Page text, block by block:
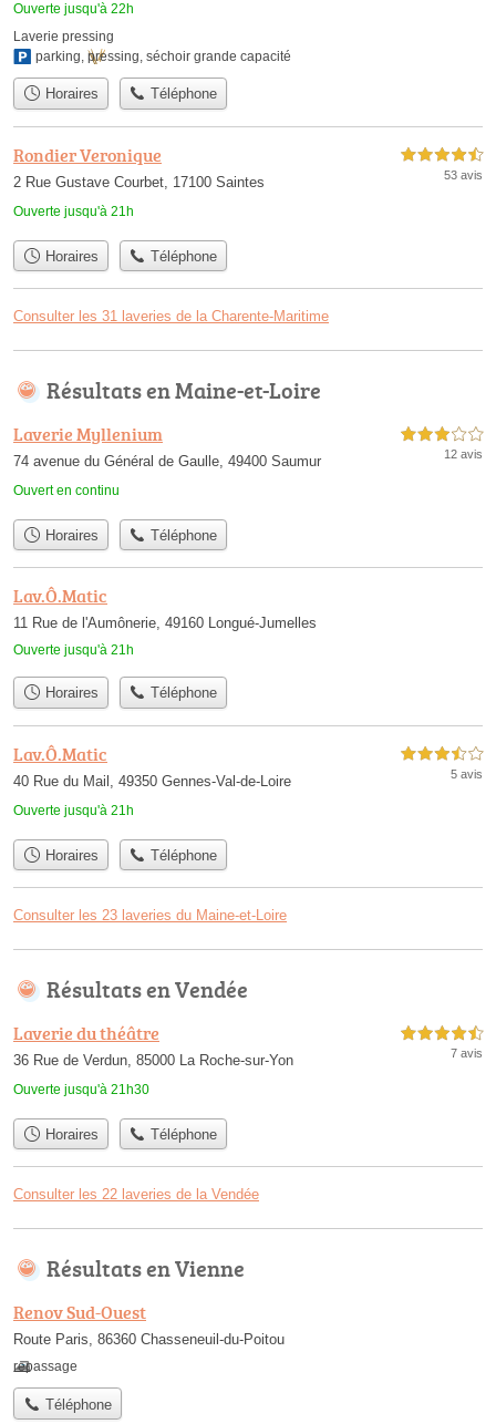
Ouverte jusqu'à 22h
Laverie pressing
parking, pressing, séchoir grande capacité
Horaires Téléphone
Rondier Veronique
2 Rue Gustave Courbet, 17100 Saintes
Ouverte jusqu'à 21h
4,5 étoiles sur 5
53 avis
Horaires Téléphone
Consulter les 31 laveries de la Charente-Maritime
Résultats en Maine-et-Loire
Laverie Myllenium
74 avenue du Général de Gaulle, 49400 Saumur
Ouvert en continu
3,0 étoiles sur 5
12 avis
Horaires Téléphone
Lav.Ô.Matic
11 Rue de l'Aumônerie, 49160 Longué-Jumelles
Ouverte jusqu'à 21h
Horaires Téléphone
Lav.Ô.Matic
40 Rue du Mail, 49350 Gennes-Val-de-Loire
Ouverte jusqu'à 21h
3,5 étoiles sur 5
5 avis
Horaires Téléphone
Consulter les 23 laveries du Maine-et-Loire
Résultats en Vendée
Laverie du théâtre
36 Rue de Verdun, 85000 La Roche-sur-Yon
Ouverte jusqu'à 21h30
4,5 étoiles sur 5
7 avis
Horaires Téléphone
Consulter les 22 laveries de la Vendée
Résultats en Vienne
Renov Sud-Ouest
Route Paris, 86360 Chasseneuil-du-Poitou
repassage
Téléphone